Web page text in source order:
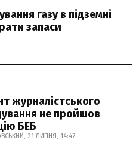
газу в підземні
запаси
журналістського
не пройшов
БЕБ
21 ЛИПНЯ, 14:47